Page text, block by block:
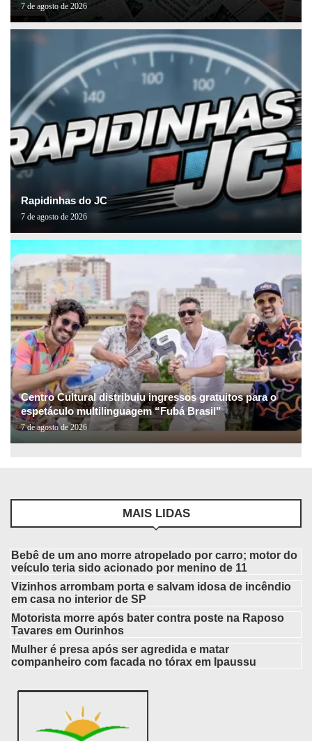
7 de agosto de 2026
Rapidinhas do JC
7 de agosto de 2026
Centro Cultural distribuiu ingressos gratuitos para o
espetáculo multilinguagem “Fubá Brasil”
7 de agosto de 2026
MAIS LIDAS
Bebê de um ano morre atropelado por carro; motor do
veículo teria sido acionado por menino de 11
Vizinhos arrombam porta e salvam idosa de incêndio
em casa no interior de SP
Motorista morre após bater contra poste na Raposo
Tavares em Ourinhos
Mulher é presa após ser agredida e matar
companheiro com facada no tórax em Ipaussu